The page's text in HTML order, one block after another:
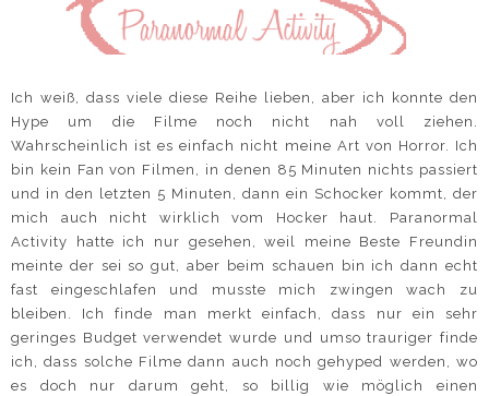
Ich weiß, dass viele diese Reihe lieben, aber ich konnte den
Hype um die Filme noch nicht nah voll ziehen.
Wahrscheinlich ist es einfach nicht meine Art von Horror. Ich
bin kein Fan von Filmen, in denen 85 Minuten nichts passiert
und in den letzten 5 Minuten, dann ein Schocker kommt, der
mich auch nicht wirklich vom Hocker haut. Paranormal
Activity hatte ich nur gesehen, weil meine Beste Freundin
meinte der sei so gut, aber beim schauen bin ich dann echt
fast eingeschlafen und musste mich zwingen wach zu
bleiben. Ich finde man merkt einfach, dass nur ein sehr
geringes Budget verwendet wurde und umso trauriger finde
ich, dass solche Filme dann auch noch gehyped werden, wo
es doch nur darum geht, so billig wie möglich einen